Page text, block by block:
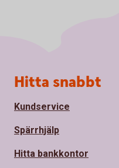
Sidfot
Hitta snabbt
Kundservice
Spärrhjälp
Hitta bankkontor